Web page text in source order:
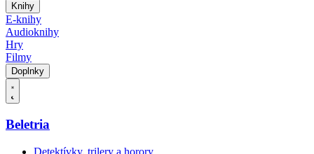
Knihy
E-knihy
Audioknihy
Hry
Filmy
Doplnky
Beletria
Detektívky, trilery a horory